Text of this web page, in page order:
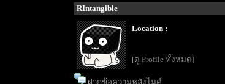
RIntangible
Location :
[ดู Profile ทั้งหมด]
ฝากข้อความหลังไมค์